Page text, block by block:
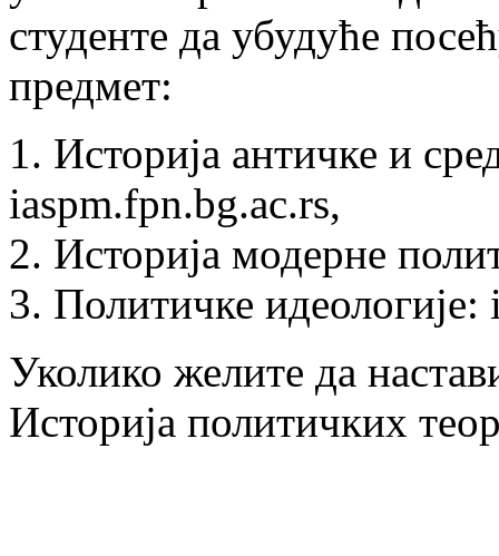
студенте да убудуће
предмет:
1. Историја античке и
iaspm.fpn.bg.ac.rs,
2. Историја модерне
3. Политичке
Уколико желите да
Историја политичких